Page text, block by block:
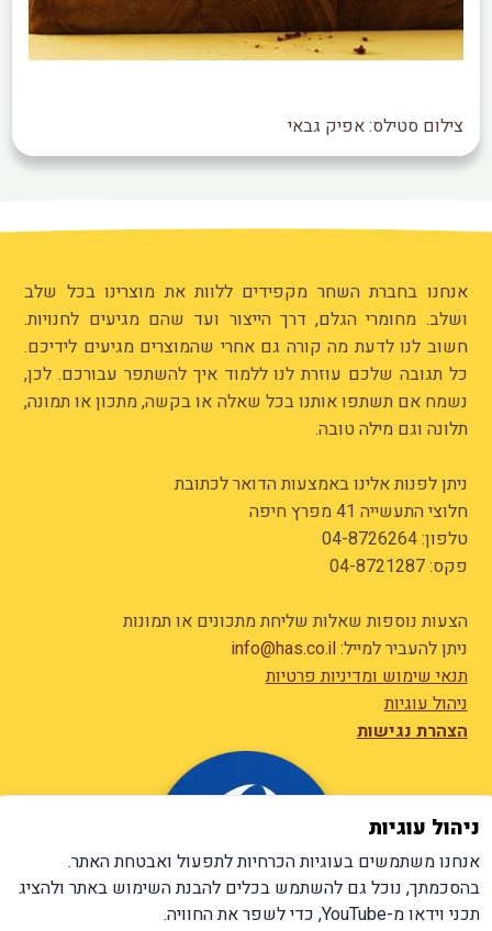
ניהול עוגיות
אנחנו משתמשים בעוגיות הכרחיות לתפעול ואבטחת האתר.
בהסכמתך, נוכל גם להשתמש בכלים להבנת השימוש באתר ולהציג
תכני וידאו מ-YouTube, כדי לשפר את החוויה.
צילום סטילס: אפיק גבאי
אנחנו בחברת השחר מקפידים ללוות את מוצרינו בכל שלב
ושלב. מחומרי הגלם, דרך הייצור ועד שהם מגיעים לחנויות.
חשוב לנו לדעת מה קורה גם אחרי שהמוצרים מגיעים לידיכם.
כל תגובה שלכם עוזרת לנו ללמוד איך להשתפר עבורכם. לכן,
נשמח אם תשתפו אותנו בכל שאלה או בקשה, מתכון או תמונה,
תלונה וגם מילה טובה.
ניתן לפנות אלינו באמצעות הדואר לכתובת
חלוצי התעשייה 41 מפרץ חיפה
טלפון:04-8726264
פקס: 04-8721287
הצעות נוספות שאלות שליחת מתכונים או תמונות
ניתן להעביר למייל:info@has.co.il
תנאי שימוש ומדיניות פרטיות
ניהול עוגיות
הצהרת נגישות